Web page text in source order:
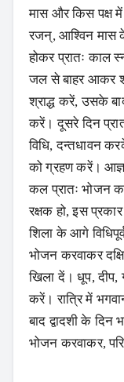
मास और किस पक्ष में
रजन्, आश्विन मास
होकर प्रातः काल
जल से बाहर आकर
श्राद्ध करें, उसके
करें। दूसरे दिन
विधि, दन्तधावन
को ग्रहण करें।
कल प्रातः भोजन
रक्षक हो, इस
शिला के आगे
भोजन करवाकर
खिला दें। धूप, दीप,
करें। रात्रि में
बाद द्वादशी के दिन
भोजन करवाकर,